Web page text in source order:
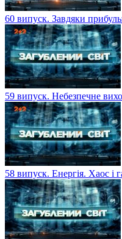
60 випуск. Завдяки
59 випуск. Небезпечне
58 випуск. Енергія. Хаос і